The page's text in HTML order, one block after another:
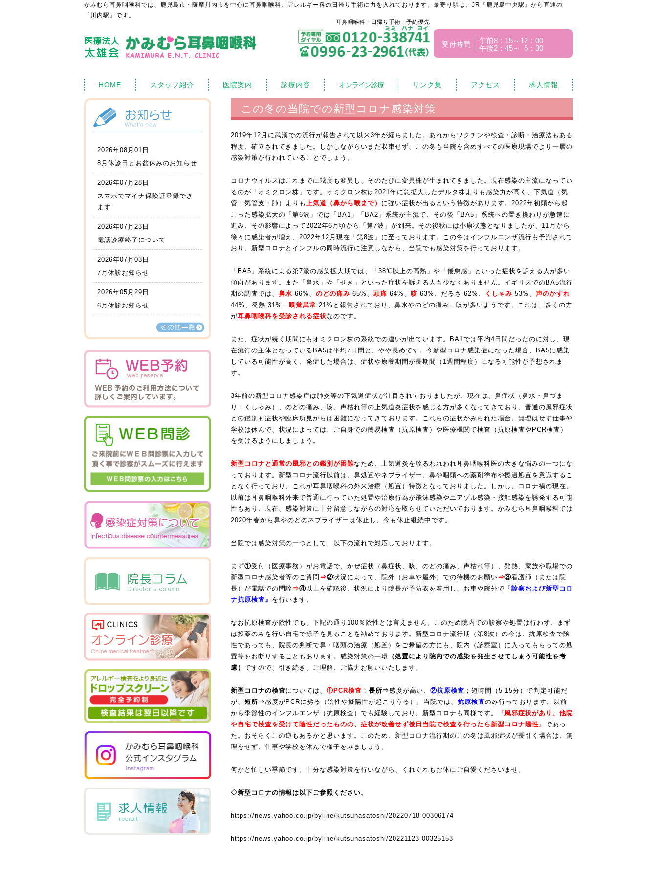
かみむら耳鼻咽喉科では、鹿児島市・薩摩川内市を中心に耳鼻咽喉科、アレルギー科の日帰り手術に力を入れております。最寄り駅は、JR『鹿児島中央駅』から直通の
『川内駅』です。
耳鼻咽喉科・日帰り手術・予約優先
受付時間
午前8：15～12：00
午後2：45～ 5：30
HOME スタッフ紹介 医院案内 診療内容 オンライン診療 リンク集 アクセス 求人情報
この冬の当院での新型コロナ感染対策
2019年12月に武漢での流行が報告されて以来3年が経ちました。あれからワクチンや検査・診断・治療法もある
程度、確立されてきました。しかしながらいまだ収束せず、この冬も当院を含めすべての医療現場でより一層の
感染対策が行われていることでしょう。
コロナウイルスはこれまでに幾度も変異し、そのたびに変異株が生まれてきました。現在感染の主流になってい
るのが「オミクロン株」です。オミクロン株は2021年に急拡大したデルタ株よりも感染力が高く、下気道（気
管・気管支・肺）よりも 上気道（鼻から喉まで） に強い症状が出るという特徴があります。2022年初頭から起
こった感染拡大の「第6波」では「BA1」「BA2」系統が主流で、その後「BA5」系統への置き換わりが急速に
進み、その影響によって2022年6月頃から「第7波」が到来。その後秋には小康状態となりましたが、11月から
徐々に感染者が増え、2022年12月現在「第8波」に至っております。この冬はインフルエンザ流行も予測されて
おり、新型コロナとインフルの同時流行に注意しながら、当院でも感染対策を行っております。
「BA5」系統による第7派の感染拡大期では、「38℃以上の高熱」や「倦怠感」といった症状を訴える人が多い
傾向があります。また「鼻水」や「せき」といった症状を訴える人も少なくありません。イギリスでのBA5流行
期の調査では、 鼻水 66%、 のどの痛み 65%、 頭痛 64%、 咳 63%、だるさ 62%、 くしゃみ 53%、 声のかすれ
44%、発熱 31%、 嗅覚異常 21%と報告されており、鼻水やのどの痛み、咳が多いようです。これは、多くの方
が耳鼻咽喉科を受診される症状なのです。
また、症状が続く期間にもオミクロン株の系統での違いが出ています。BA1では平均4日間だったのに対し、現
在流行の主体となっているBA5は平均7日間と、やや長めです。今新型コロナ感染症になった場合、BA5に感染
している可能性が高く、発症した場合は、症状や療養期間が長期間（1週間程度）になる可能性が予想されま
す。
3年前の新型コロナ感染症は肺炎等の下気道症状が注目されておりましたが、現在は、鼻症状（鼻水・鼻づま
り・くしゃみ）、のどの痛み、咳、声枯れ等の上気道炎症状を感じる方が多くなってきており、普通の風邪症状
との鑑別も症状や臨床所見からは困難になってきております。これらの症状がみられた場合、無理はせず仕事や
学校は休んで、状況によっては、ご自身での簡易検査（抗原検査）や医療機関で検査（抗原検査やPCR検査）
を受けるようにしましょう。
新型コロナと通常の風邪との鑑別が困難なため、上気道炎を診るわれわれ耳鼻咽喉科医の大きな悩みの一つにな
っております。新型コロナ流行以前は、鼻処置やネブライザー、鼻や咽頭への薬剤塗布や擦過処置を意識するこ
となく行っており、これが耳鼻咽喉科の外来治療（処置）特徴となっておりました。しかし、コロナ禍の現在、
以前は耳鼻咽喉科外来で普通に行っていた処置や治療行為が飛沫感染やエアゾル感染・接触感染を誘発する可能
性もあり、現在、感染対策に十分留意しながらの対応を取らせていただいております。かみむら耳鼻咽喉科では
2020年春から鼻やのどのネブライザーは休止し、今も休止継続中です。
当院では感染対策の一つとして、以下の流れで対応しております。
まず①受付（医療事務）がお電話で、かぜ症状（鼻症状、咳、のどの痛み、声枯れ等）、発熱、家族や職場での
新型コロナ感染者等のご質問 ⇒②状況によって、院外（お車や屋外）での待機のお願い⇒③看護師（または院
長）が電話での問診⇒④以上を確認後、状況により院長が予防衣を着用し、お車や院外で 『診察および新型コロ
ナ抗原検査』 を行います。
なお抗原検査が陰性でも、下記の通り100％陰性とは言えません。このため院内での診察や処置は行わず、まず
は投薬のみを行い自宅で様子を見ることを勧めております。新型コロナ流行期（第8波）の今は、抗原検査で陰
性であっても、院長の判断で鼻・咽頭の治療（処置）をご希望の方にも、院内（診察室）に入ってもらっての処
置等をお断りすることもあります。感染対策の一環 （処置により院内での感染を発生させてしまう可能性を考
慮） ですので、引き続き、ご理解、ご協力お願いいたします。
新型コロナの検査については、 ①PCR検査 ； 長所⇒感度が高い、 ②抗原検査 ；短時間（5-15分）で判定可能だ
が、 短所⇒感度がPCRに劣る（陰性や擬陽性が起こりうる）。当院では、 抗原検査のみ行っております。以前
から季節性のインフルエンザ（抗原検査）でも経験しており、新型コロナも同様です。
『 風邪症状があり、他院
や自宅で検査を受けて陰性だったものの、症状が改善せず後日当院で検査を行ったら新型コロナ陽性』 であっ
た。おそらくこの逆もあるかと思います。このため、新型コロナ流行期のこの冬は風邪症状が長引く場合は、無
理をせず、仕事や学校を休んで様子をみましょう。
何かと忙しい季節です。十分な感染対策を行いながら、くれぐれもお体にご自愛くださいませ。
◇新型コロナの情報は以下ご参照ください。
https://news.yahoo.co.jp/byline/kutsunasatoshi/20220718-00306174
https://news.yahoo.co.jp/byline/kutsunasatoshi/20221123-00325153
2026年08月01日
8月休診日とお盆休みのお知らせ
2026年07月28日
スマホでマイナ保険証登録でき
ます
2026年07月23日
電話診療終了について
2026年07月03日
7月休診お知らせ
2026年05月29日
6月休診お知らせ